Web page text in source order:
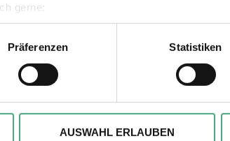
gerne:
Lage erfassen, welche bis auf einige
bestimmten Merkmalen (Fingerprinting)
Daten verarbeitet werden, und
und Anzeigen zu personalisieren,
Außerdem geben wir ggfs.
Präferenzen Statistiken
AUSWAHL ERLAUBEN
Urban Art Biennale à
Völklingen en Allemagne |
France 3 Grand Est